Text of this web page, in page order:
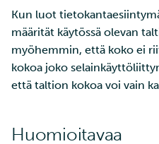
a
k
a
Jäsenten lisääminen
projektiisi
Palveluiden käyttöoikeuden
lisääminen projektille
Töiden ajaminen
Ohjelmistojen
asentaminen
SD Services –
Versiohistoria
Kun luot
määrität käytössä olevan
myöhemmin, että koko ei
kokoa joko
että taltion kokoa voi vain
Huomioitavaa